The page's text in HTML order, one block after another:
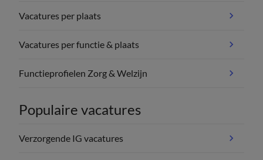
Vacatures per plaats
Vacatures per functie & plaats
Functieprofielen Zorg & Welzijn
Populaire vacatures
Verzorgende IG vacatures